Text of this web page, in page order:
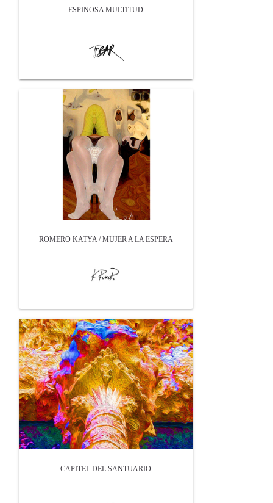
ESPINOSA MULTITUD
ROMERO KATYA / MUJER A LA ESPERA
CAPITEL DEL SANTUARIO